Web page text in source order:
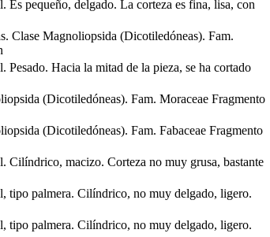
Es pequeño, delgado. La corteza es fina, lisa, con
Clase Magnoliopsida (Dicotiledóneas). Fam.
Pesado. Hacia la mitad de la pieza, se ha cortado
(Dicotiledóneas). Fam. Moraceae Fragmento
(Dicotiledóneas). Fam. Fabaceae Fragmento
Cilíndrico, macizo. Corteza no muy grusa, bastante
tipo palmera. Cilíndrico, no muy delgado, ligero.
tipo palmera. Cilíndrico, no muy delgado, ligero.